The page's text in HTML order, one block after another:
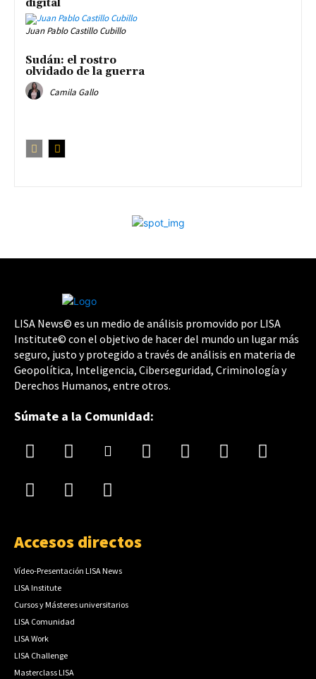
digital
Juan Pablo Castillo Cubillo
Sudán: el rostro
olvidado de la guerra
Camila Gallo
LISA News© es un medio de análisis promovido por LISA
Institute© con el objetivo de hacer del mundo un lugar más
seguro, justo y protegido a través de análisis en materia de
Geopolítica, Inteligencia, Ciberseguridad, Criminología y
Derechos Humanos, entre otros.
Súmate a la Comunidad:
Accesos directos
Vídeo-Presentación LISA News
LISA Institute
Cursos y Másteres universitarios
LISA Comunidad
LISA Work
LISA Challenge
Masterclass LISA